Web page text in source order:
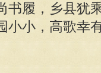
履，乡县犹
小，高歌幸